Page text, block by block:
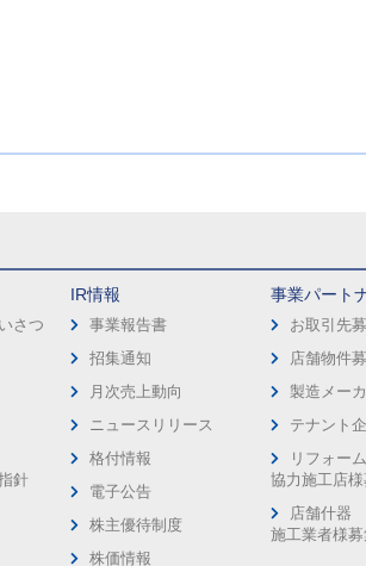
さつ
針
IR情報
事業報告書
招集通知
月次売上動向
ニュースリリース
格付情報
電子公告
株主優待制度
株価情報
事業パート
お取引先
店舗物件
製造メー
テナント
リフォーム
協力施工店様
店舗什器
施工業者様募